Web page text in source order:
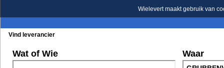
Wielevert maakt gebruik van
Vind leverancier
Wat of Wie Waar